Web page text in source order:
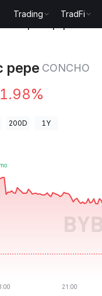
Trading TradFi
pepe CONCHO
200D 1Y